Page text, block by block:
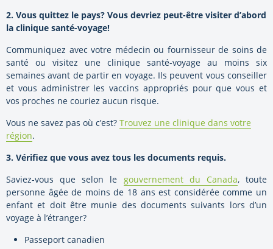
2. Vous quittez le pays? Vous devriez peut-être visiter d’abord
la clinique santé-voyage!
Communiquez avec votre médecin ou fournisseur de soins de
santé ou visitez une clinique santé-voyage au moins six
semaines avant de partir en voyage. Ils peuvent vous conseiller
et vous administrer les vaccins appropriés pour que vous et
vos proches ne couriez aucun risque.
Vous ne savez pas où c’est? Trouvez une clinique dans votre
région.
3. Vérifiez que vous avez tous les documents requis.
Saviez-vous que selon le gouvernement du Canada, toute
personne âgée de moins de 18 ans est considérée comme un
enfant et doit être munie des documents suivants lors d’un
voyage à l’étranger?
Passeport canadien